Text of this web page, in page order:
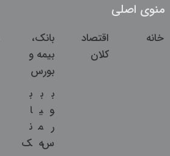
منوی اصلی
خانه
اقتصاد
کلان
بانک،
بیمه و
بورس
ب
و
ر
س
ب
ی
م
ه
ب
ا
ن
ک